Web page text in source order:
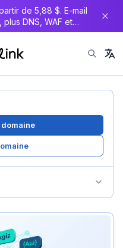
de 5,88 $. E-mail
DNS, WAF et
réussi